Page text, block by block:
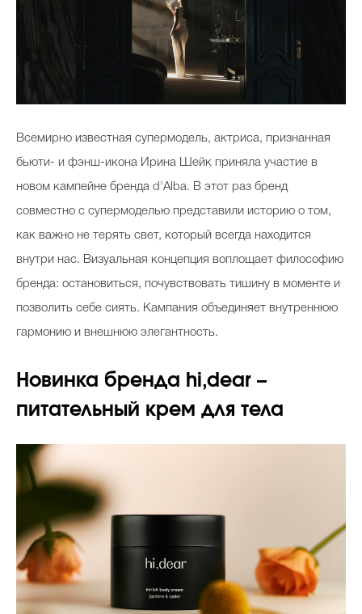
Всемирно известная супермодель, актриса, признанная
бьюти- и фэнш-икона Ирина Шейк приняла участие в
новом кампейне бренда d'Alba. В этот раз бренд
совместно с супермоделью представили историю о том,
как важно не терять свет, который всегда находится
внутри нас. Визуальная концепция воплощает философию
бренда: остановиться, почувствовать тишину в моменте и
позволить себе сиять. Кампания объединяет внутреннюю
гармонию и внешнюю элегантность.
Новинка бренда hi,dear –
питательный крем для тела